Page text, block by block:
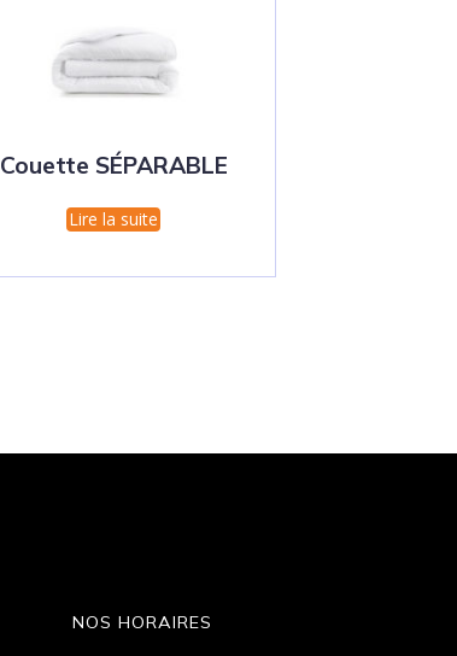
Couette SÉPARABLE
Lire la suite
NOS HORAIRES